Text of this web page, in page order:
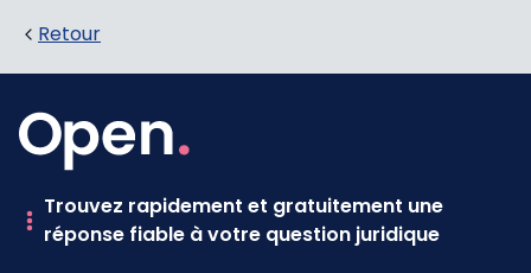
Retour
Trouvez rapidement et gratuitement une
réponse fiable à votre question juridique